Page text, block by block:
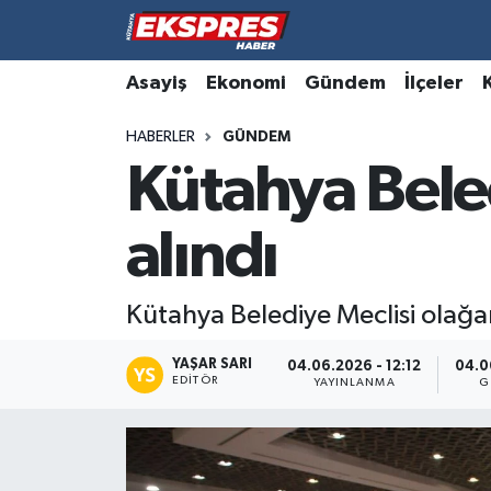
Asayiş Ekonomi Gündem İlçeler
HABERLER GÜNDEM
Kütahya
alındı
Kütahya Belediye Meclisi
YAŞAR SARI
EDITÖR
04.06.2026 - 12:12
YAYINLANMA
Altıntaş
Aslanapa
Biyografiler
Çavdarhisar
Dumlupınar
Hava Durumu
Trafik Durumu
Süper Lig Puan Durumu ve Fikstür
Tüm Manşetler
Son Dakika Haberleri
Haber Arşivi